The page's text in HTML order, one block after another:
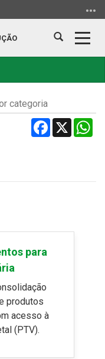
Abrir
categoria
Facebook
X
para
produtos
acesso à
(PTV).